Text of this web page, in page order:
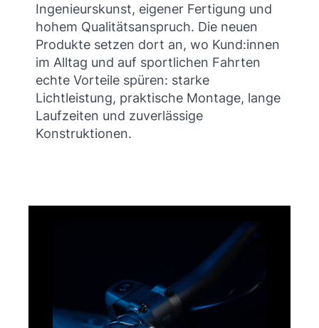
Ingenieurskunst, eigener Fertigung und
hohem Qualitätsanspruch. Die neuen
Produkte setzen dort an, wo Kund:innen
im Alltag und auf sportlichen Fahrten
echte Vorteile spüren: starke
Lichtleistung, praktische Montage, lange
Laufzeiten und zuverlässige
Konstruktionen.